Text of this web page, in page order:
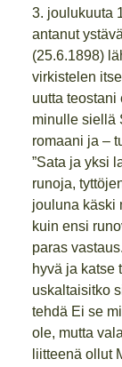
3. joulukuuta
antanut
(25.6.1898)
virkistelen
uutta
minulle siellä
romaani ja –
”Sata ja yksi
runoja,
jouluna käski
kuin ensi
paras
hyvä ja katse
uskaltaisitko
tehdä Ei se
ole, mutta
liitteenä ollut